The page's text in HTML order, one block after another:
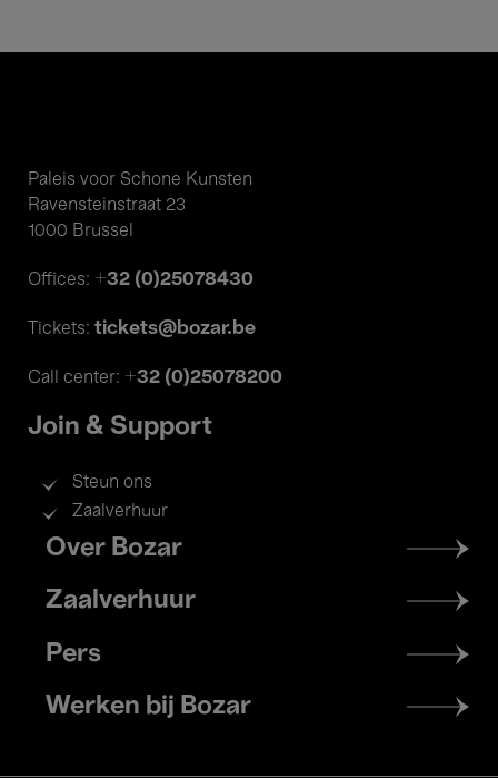
Paleis voor Schone Kunsten
Ravensteinstraat 23
1000 Brussel
Offices: +32 (0)25078430
Tickets: tickets@bozar.be
Call center: +32 (0)25078200
Join & Support
Steun ons
Zaalverhuur
Footer
menu
Over Bozar
Zaalverhuur
Pers
Werken bij Bozar